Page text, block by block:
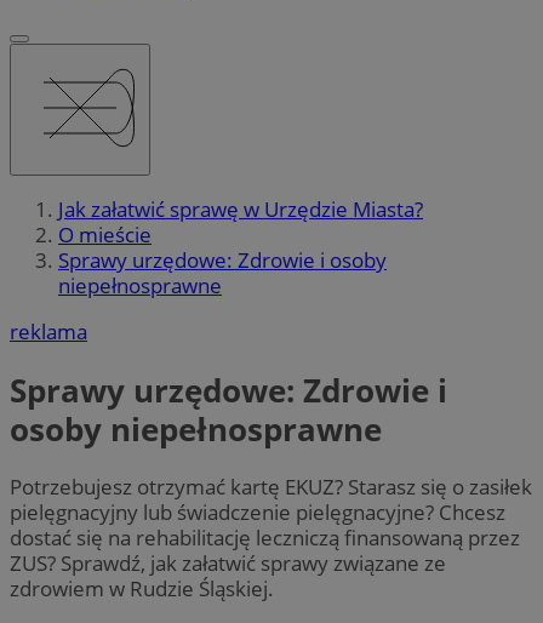
Jak załatwić sprawę w Urzędzie Miasta?
O mieście
Sprawy urzędowe: Zdrowie i osoby
niepełnosprawne
reklama
Sprawy urzędowe: Zdrowie i
osoby niepełnosprawne
Potrzebujesz otrzymać kartę EKUZ? Starasz się o zasiłek
pielęgnacyjny lub świadczenie pielęgnacyjne? Chcesz
dostać się na rehabilitację leczniczą finansowaną przez
ZUS? Sprawdź, jak załatwić sprawy związane ze
zdrowiem w Rudzie Śląskiej.